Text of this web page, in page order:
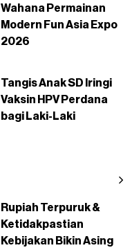
Wahana Permainan
Modern Fun Asia Expo
2026
Tangis Anak SD Iringi
Vaksin HPV Perdana
bagi Laki-Laki
Rupiah Terpuruk &
Ketidakpastian
Kebijakan Bikin Asing